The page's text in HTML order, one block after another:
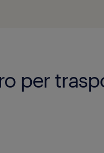
per